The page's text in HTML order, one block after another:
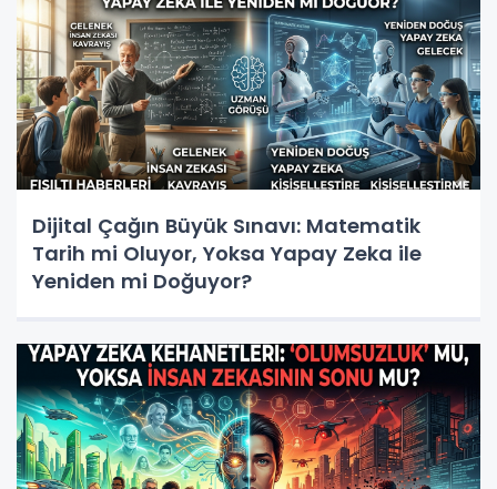
Dijital Çağın Büyük Sınavı: Matematik
Tarih mi Oluyor, Yoksa Yapay Zeka ile
Yeniden mi Doğuyor?